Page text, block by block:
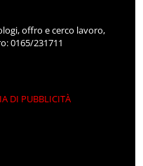
offro e cerco lavoro,
0165/231711
DI PUBBLICITÀ